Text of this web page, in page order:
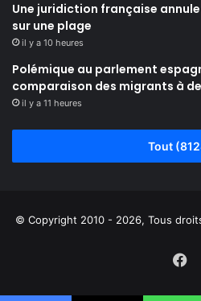
Une juridiction française
sur une plage
il y a 10 heures
Polémique au parlement
comparaison des migrants à
il y a 11 heures
Tout
© Copyright 2010 - 2026, Tous